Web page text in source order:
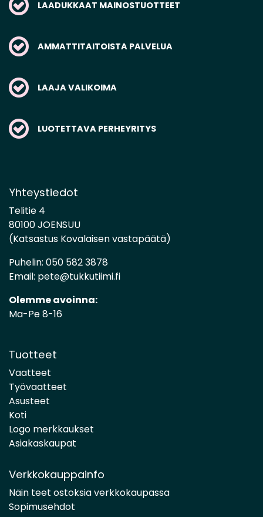
LAADUKKAAT MAINOSTUOTTEET
AMMATTITAITOISTA PALVELUA
LAAJA VALIKOIMA
LUOTETTAVA PERHEYRITYS
Yhteystiedot
Telitie 4
80100 JOENSUU
(Katsastus Kovalaisen vastapäätä)
Puhelin: 050 582 3878
Email: pete@tukkutiimi.fi
Olemme avoinna:
Ma-Pe 8-16
Tuotteet
Vaatteet
Työvaatteet
Asusteet
Koti
Logo merkkaukset
Asiakaskaupat
Verkkokauppainfo
Näin teet ostoksia verkkokaupassa
Sopimusehdot